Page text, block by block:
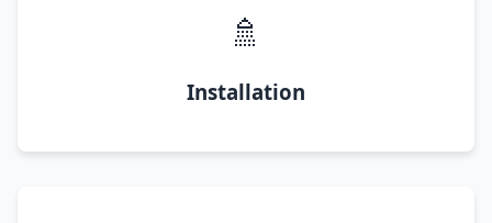
🚿
Installation